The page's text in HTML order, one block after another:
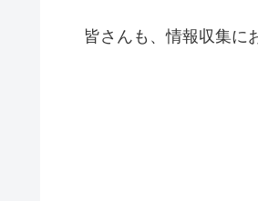
皆さんも、情報収集に